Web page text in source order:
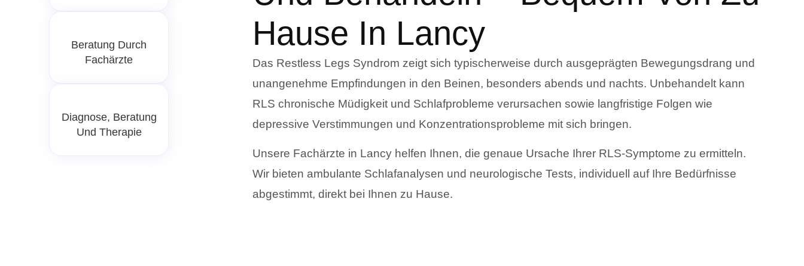
Beratung Durch
Fachärzte
Diagnose, Beratung
Und Therapie
Hause In Lancy
Das Restless Legs Syndrom zeigt sich typischerweise durch ausgeprägten Bewegungsdrang und
unangenehme Empfindungen in den Beinen, besonders abends und nachts. Unbehandelt kann
RLS chronische Müdigkeit und Schlafprobleme verursachen sowie langfristige Folgen wie
depressive Verstimmungen und Konzentrationsprobleme mit sich bringen.
Unsere Fachärzte in Lancy helfen Ihnen, die genaue Ursache Ihrer RLS-Symptome zu ermitteln.
Wir bieten ambulante Schlafanalysen und neurologische Tests, individuell auf Ihre Bedürfnisse
abgestimmt, direkt bei Ihnen zu Hause.